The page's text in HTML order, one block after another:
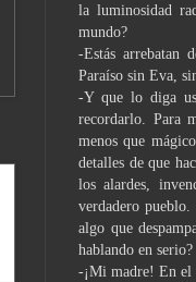
la luminosidad
mundo?
-Estás arrebatan
Paraíso sin Eva,
-Y que lo diga
recordarlo. Para
menos que
detalles de que
los alardes,
verdadero
algo que
hablando en serio?
-¡Mi madre! En el